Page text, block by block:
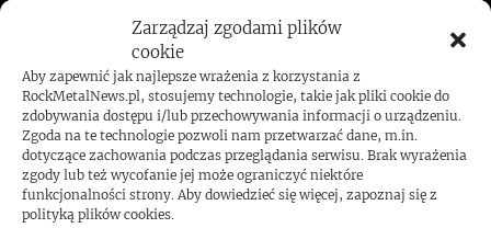
Zarządzaj zgodami plików
cookie
Aby zapewnić jak najlepsze wrażenia z korzystania z
RockMetalNews.pl, stosujemy technologie, takie jak pliki cookie do
zdobywania dostępu i/lub przechowywania informacji o urządzeniu.
Zgoda na te technologie pozwoli nam przetwarzać dane, m.in.
dotyczące zachowania podczas przeglądania serwisu. Brak wyrażenia
zgody lub też wycofanie jej może ograniczyć niektóre
funkcjonalności strony. Aby dowiedzieć się więcej, zapoznaj się z
polityką plików cookies.
JESTEŚMY BLISKO
ZESPOŁÓW, KONCERTÓW I
LUDZI ZWIĄZANYCH Z
MUZYKĄ, BY DOSTARCZAĆ